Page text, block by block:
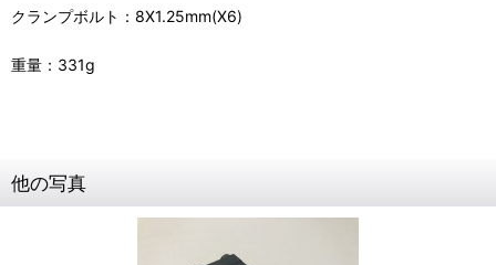
クランプボルト：8X1.25mm(X6)
重量：331g
他の写真